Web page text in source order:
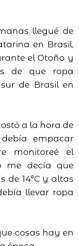
llegué de
en Brasil,
el Otoño y
de que ropa
de Brasil en
a la hora de
empacar
monitoreé el
me decía que
de 14°C y altas
llevar ropa
cosas hay en